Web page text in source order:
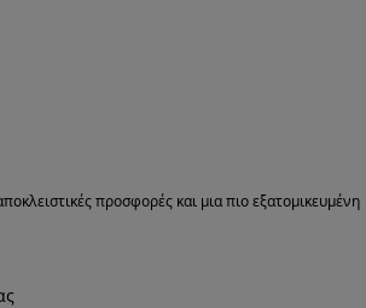
προσφορές και μια πιο εξατομικευμένη